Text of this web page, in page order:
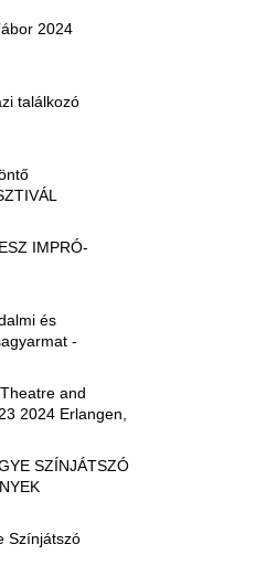
2024
találkozó
IMPRÓ-
és
-
and
2024 Erlangen,
SZÍNJÁTSZÓ
Színjátszó